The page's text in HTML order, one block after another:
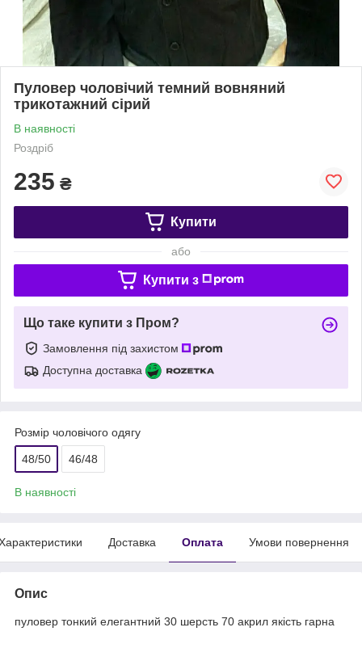
Пуловер чоловічий темний вовняний
трикотажний сірий
В наявності
Роздріб
235 ₴
Купити
або
Купити з
Що таке купити з Пром?
Замовлення під захистом
Доступна доставка
Розмір чоловічого одягу
48/50 46/48
В наявності
Доставка Оплата Умови повернення
Опис
пуловер тонкий елегантний 30 шерсть 70 акрил якість гарна